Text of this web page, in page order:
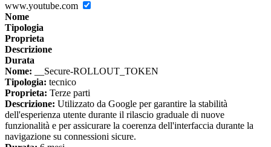
www.youtube.com
Nome
Tipologia
Proprieta
Descrizione
Durata
Nome: __Secure-ROLLOUT_TOKEN
Tipologia: tecnico
Proprieta: Terze parti
Descrizione: Utilizzato da Google per garantire la stabilità
dell'esperienza utente durante il rilascio graduale di nuove
funzionalità e per assicurare la coerenza dell'interfaccia durante la
navigazione su connessioni sicure.